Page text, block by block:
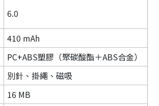
6.0
410 mAh
PC+ABS塑膠（聚碳酸酯＋ABS合金）
別針、掛繩、磁吸
16 MB